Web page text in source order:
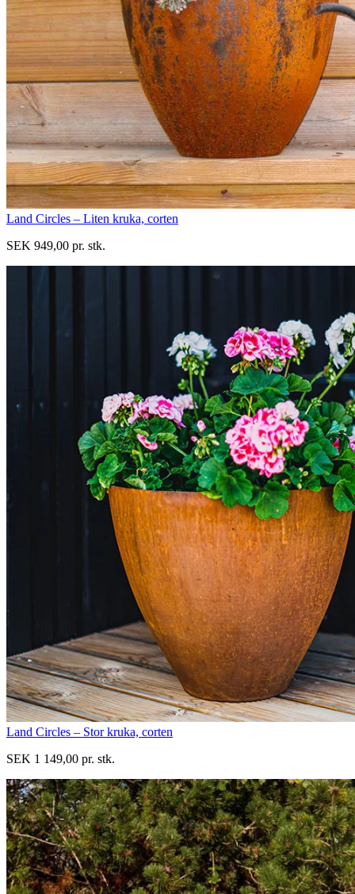
Land Circles – Liten kruka, corten
SEK 949,00 pr. stk.
Land Circles – Stor kruka, corten
SEK 1 149,00 pr. stk.